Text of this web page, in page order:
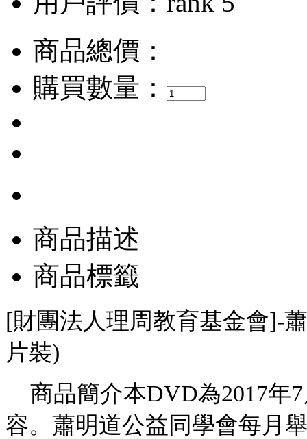
商品總價：
購買數量：
商品描述
商品標籤
[財團法人理周教育基金會]-
片裝)
商品簡介本DVD為2017年
容。蕭明道公益同學會每月